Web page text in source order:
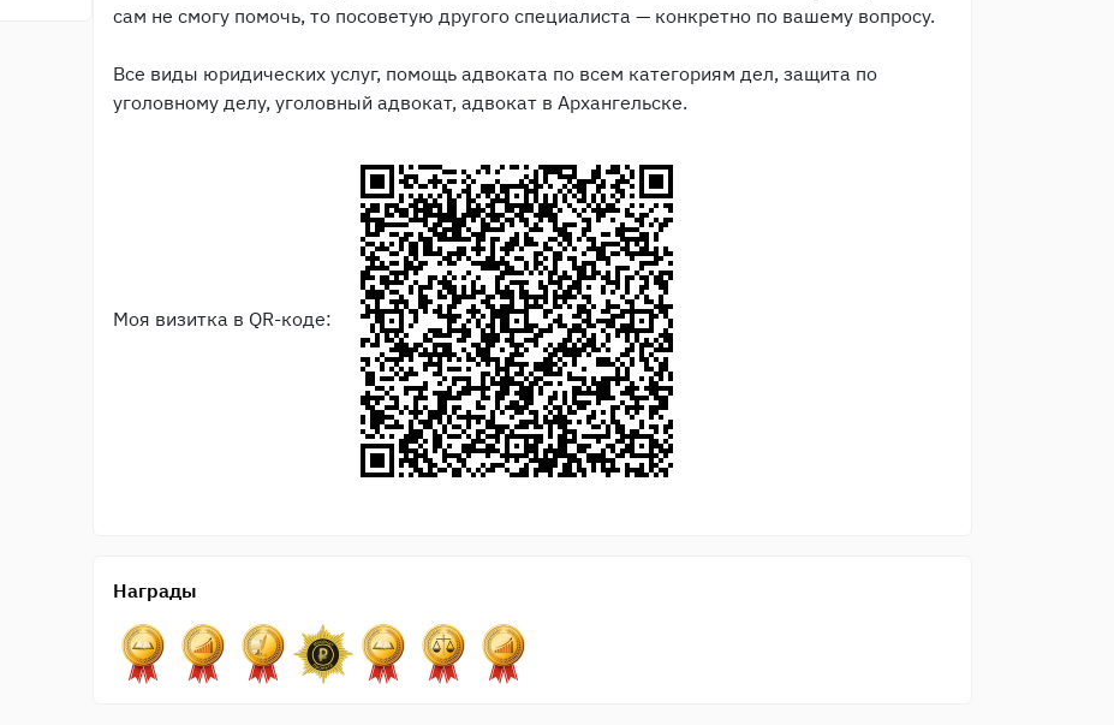
сам не смогу помочь, то посоветую другого специалиста — конкретно по вашему вопросу.
Все виды юридических услуг, помощь адвоката по всем категориям дел, защита по
уголовному делу, уголовный адвокат, адвокат в Архангельске.
Моя визитка в QR-коде:
Награды